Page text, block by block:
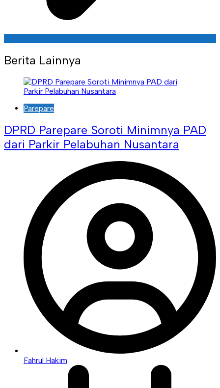
Berita Lainnya
Parepare
DPRD Parepare Soroti Minimnya PAD
dari Parkir Pelabuhan Nusantara
Fahrul Hakim